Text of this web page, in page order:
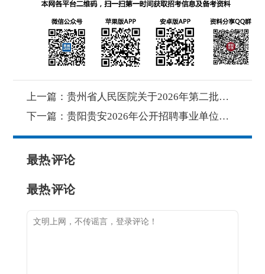
上一篇： 贵州省人民医院关于2026年第二批高层次人才面试相关事宜的通知
下一篇： 贵阳贵安2026年公开招聘事业单位工作人员面试及取消岗位公告
最热评论
最热评论